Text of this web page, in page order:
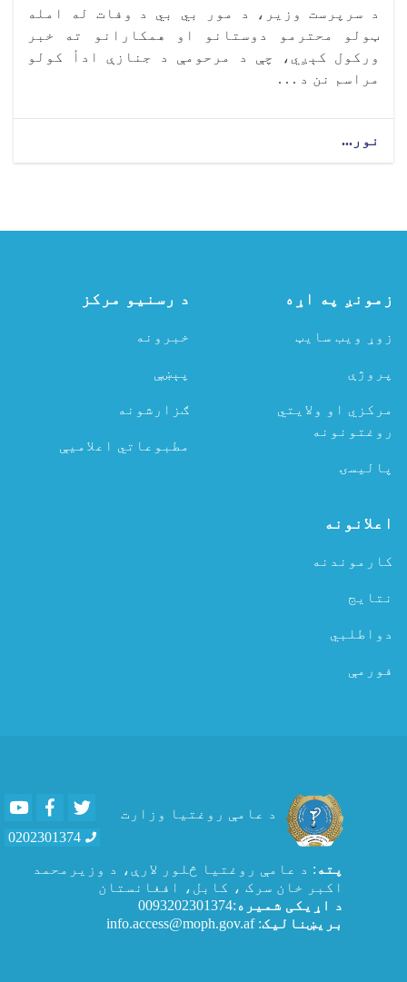
د سرپرست وزیر، د مور بي بي د وفات له امله
ټولو محترمو دوستانو او همکارانو ته خبر
ورکول کېږي، چې د مرحومې د جنازې ادأ کولو
مراسم نن د . . .
نور...
زمونږ په اړه
زوړ ویب سایټ
پروژې
مرکزي او ولایتي
روغتونونه
پالیسۍ
د رسنیو مرکز
خبرونه
پېښې
ګزارشونه
مطبوعاتي اعلامیې
اعلانونه
کارموندنه
نتایج
دواطلبي
فورمې
د عامې روغتیا وزارت
YoutubeFacebook
0202301374
پته : د عامې روغتيا څلور لارې، د وزیرمحمد
اکبر خان سرک ، کابل، افغانستان
د اړیکی شمیره :0093202301374
بریښنالیک: info.access@moph.gov.af